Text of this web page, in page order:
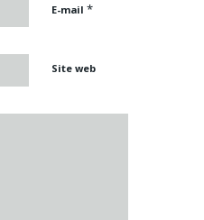
E-mail *
Site web